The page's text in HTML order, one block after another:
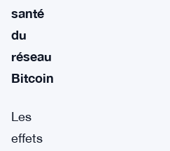
santé
du
réseau
Bitcoin
Les
effets